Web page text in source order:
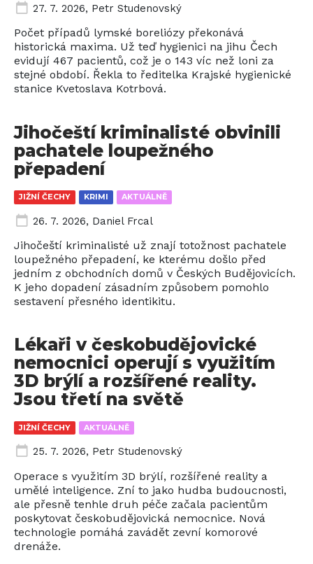
27. 7. 2026, Petr Studenovský
Počet případů lymské boreliózy překonává
historická maxima. Už teď hygienici na jihu Čech
evidují 467 pacientů, což je o 143 víc než loni za
stejné období. Řekla to ředitelka Krajské hygienické
stanice Kvetoslava Kotrbová.
JIŽNÍ ČECHY KRIMI AKTUÁLNĚ
Jihočeští kriminalisté obvinili
pachatele loupežného
přepadení
26. 7. 2026, Daniel Frcal
Jihočeští kriminalisté už znají totožnost pachatele
loupežného přepadení, ke kterému došlo před
jedním z obchodních domů v Českých Budějovicích.
K jeho dopadení zásadním způsobem pomohlo
sestavení přesného identikitu.
JIŽNÍ ČECHY AKTUÁLNĚ
Lékaři v českobudějovické
nemocnici operují s využitím
3D brýlí a rozšířené reality.
Jsou třetí na světě
25. 7. 2026, Petr Studenovský
Operace s využitím 3D brýlí, rozšířené reality a
umělé inteligence. Zní to jako hudba budoucnosti,
ale přesně tenhle druh péče začala pacientům
poskytovat českobudějovická nemocnice. Nová
technologie pomáhá zavádět zevní komorové
drenáže.